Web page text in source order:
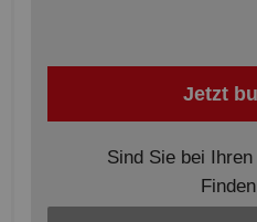
Jetzt
Sind Sie bei